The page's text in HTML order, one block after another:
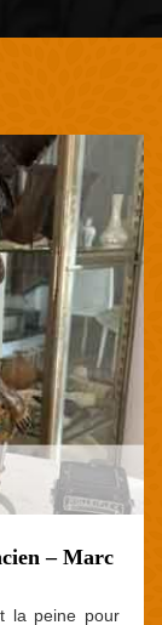
– Marc
la peine pour